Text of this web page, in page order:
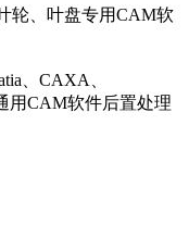
、叶盘专用CAM软
、CAXA、
用CAM软件后置处理